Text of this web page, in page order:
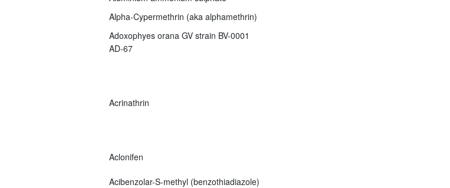
Alpha-Cypermethrin (aka alphamethrin)
Adoxophyes orana GV strain BV-0001
AD-67
Acrinathrin
Aclonifen
Acibenzolar-S-methyl (benzothiadiazole)